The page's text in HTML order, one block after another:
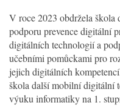
V roce 2023 obdržela škola
podporu prevence digitální
digitálních technologií a
učebními pomůckami pro
jejich digitálních
škola další mobilní digitální
výuku informatiky na 1.